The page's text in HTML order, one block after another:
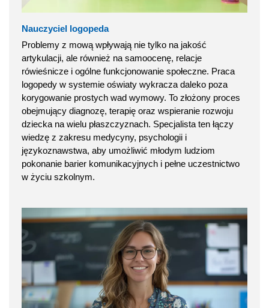
Nauczyciel logopeda
Problemy z mową wpływają nie tylko na jakość
artykulacji, ale również na samoocenę, relacje
rówieśnicze i ogólne funkcjonowanie społeczne. Praca
logopedy w systemie oświaty wykracza daleko poza
korygowanie prostych wad wymowy. To złożony proces
obejmujący diagnozę, terapię oraz wspieranie rozwoju
dziecka na wielu płaszczyznach. Specjalista ten łączy
wiedzę z zakresu medycyny, psychologii i
językoznawstwa, aby umożliwić młodym ludziom
pokonanie barier komunikacyjnych i pełne uczestnictwo
w życiu szkolnym.